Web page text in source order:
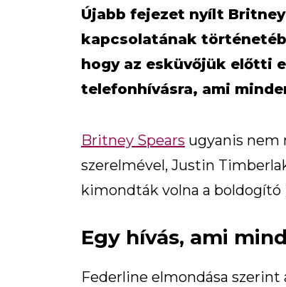
Újabb fejezet nyílt
kapcsolatának
hogy az esküvőjük előtti
telefonhívásra, ami
Britney Spears ugyanis nem
szerelmével, Justin
kimondták volna a boldogító
Egy hívás, ami
Federline elmondása